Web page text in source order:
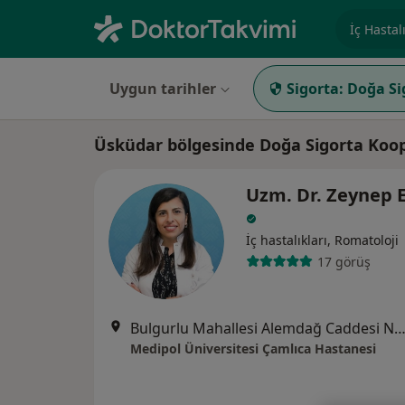
Uygun tarihler Sigorta: Doğa
Üsküdar bölgesinde Doğa Sigorta
Uzm. Dr. Zeynep
İç hastalıkları, Romatoloji
17 görüş
Bulgurlu Mahallesi Alemdağ Caddesi No:100, Üsküdar
Medipol Üniversitesi Çamlıca Hastanesi